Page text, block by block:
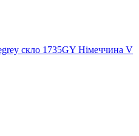
скло 1735GY Німеччина V